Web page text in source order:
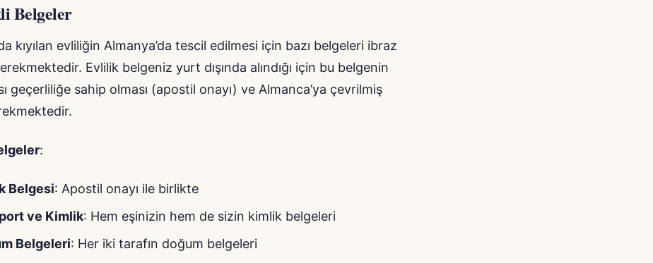
Belgeler
kıyılan evliliğin Almanya’da tescil edilmesi için bazı belgeleri ibraz
Evlilik belgeniz yurt dışında alındığı için bu belgenin
geçerliliğe sahip olması (apostil onayı) ve Almanca’ya çevrilmiş
:
Belgesi: Apostil onayı ile birlikte
ve Kimlik: Hem eşinizin hem de sizin kimlik belgeleri
Belgeleri: Her iki tarafın doğum belgeleri